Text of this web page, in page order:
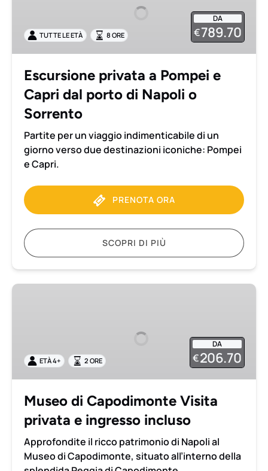
Capri
dal
Napoli
Sorrento
DA
€789.70
TUTTE LE ETÀ 8 ORE
Escursione privata a Pompei e
Capri dal porto di Napoli o
Sorrento
Partite per un viaggio indimenticabile di un
giorno verso due destinazioni iconiche: Pompei
e Capri.
PRENOTA ORA
SCOPRI DI PIÙ
Museo
ingresso
DA
€206.70
ETÀ 4+ 2 ORE
Museo di Capodimonte Visita
privata e ingresso incluso
Approfondite il ricco patrimonio di Napoli al
Museo di Capodimonte, situato all’interno della